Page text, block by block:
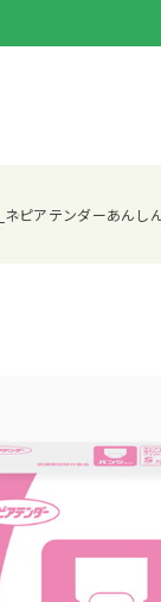
ネピアテンダーあんし